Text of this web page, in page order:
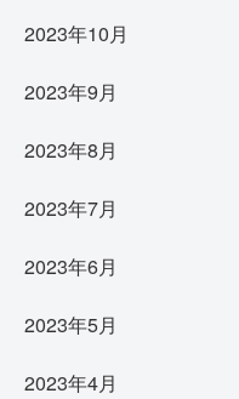
2023年10月
2023年9月
2023年8月
2023年7月
2023年6月
2023年5月
2023年4月